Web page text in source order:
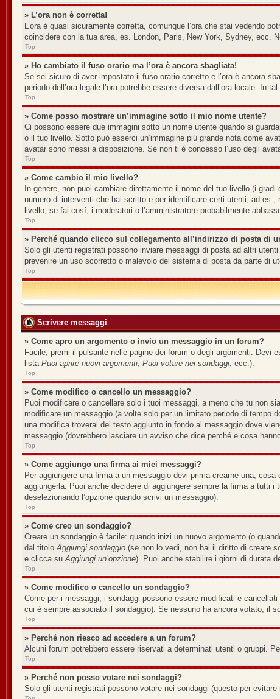
» L’ora non è corretta!
L’ora è quasi sicuramente corretta, comunque l’ora che stai vedendo
coincidere con la tua area, es. London, Paris, New York, Sydney, ecc.
Top
» Ho cambiato il fuso orario ma l’ora è ancora sbagliata!
Se sei sicuro di aver impostato il fuso orario corretto e l’ora è ancora
periodo dell’ora legale l’ora potrebbe essere diversa dall’ora locale. In
Top
» Come posso mostrare un’immagine sotto il mio nome utente?
Ci possono essere due immagini sotto un nome utente quando si
o il tuo livello. Sotto può esserci un’immagine piú grande nota come
avatar sono messi a disposizione. Se non ti è concesso l’uso degli
Top
» Come cambio il mio livello?
In genere, non puoi cambiare direttamente il nome del tuo livello (i
numero di interventi che hai scritto e per identificare certi utenti; ad
livello; se fai cosí, i moderatori o l’amministratore probabilmente
Top
» Perché quando clicco sul collegamento all’indirizzo di posta di
Solo gli utenti registrati possono inviare messaggi di posta ad altri
prevenire un uso scorretto o malevolo del sistema di posta da parte di
Top
Scrivere messaggi
» Come apro un argomento o invio un messaggio in un forum?
Facile, premi il pulsante nelle pagine dei forum o degli argomenti. Devi
lista Puoi aprire nuovi argomenti, Puoi votare nei sondaggi, ecc.).
Top
» Come modifico o cancello un messaggio?
Puoi modificare o cancellare solo i tuoi messaggi, a meno che tu non
modificare un messaggio (a volte solo per un limitato periodo di tempo
una modifica troverai del testo aggiunto in fondo al messaggio dove
messaggio (dovrebbero lasciare un avviso che dice perché e cosa
Top
» Come aggiungo una firma ai miei messaggi?
Per aggiungere una firma a un messaggio devi prima crearne una,
aggiungerla. Puoi anche decidere di aggiungere sempre la firma a tutti
deselezionando l’opzione quando scrivi un messaggio).
Top
» Come creo un sondaggio?
Creare un sondaggio è facile: quando inizi un nuovo argomento (o
dal titoloAggiungi sondaggio (se non lo vedi, non hai il diritto di creare
e clicca suAggiungi un’opzione). Puoi anche stabilire i giorni di durata
Top
» Come modifico o cancello un sondaggio?
Come per i messaggi, i sondaggi possono essere modificati e
cui è sempre associato il sondaggio). Se nessuno ha ancora votato, il
Top
» Perché non riesco ad accedere a un forum?
Alcuni forum potrebbero essere riservati a determinati utenti o gruppi.
Top
» Perché non posso votare nei sondaggi?
Solo gli utenti registrati possono votare nei sondaggi (questo per